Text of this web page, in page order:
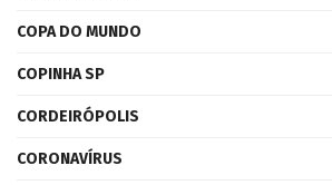
COPA DO MUNDO
COPINHA SP
CORDEIRÓPOLIS
CORONAVÍRUS